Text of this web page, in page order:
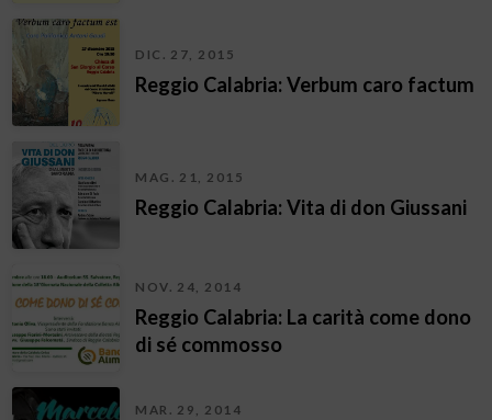
DIC. 27, 2015
Reggio Calabria: Verbum caro factum
MAG. 21, 2015
Reggio Calabria: Vita di don Giussani
NOV. 24, 2014
Reggio Calabria: La carità come dono
di sé commosso
MAR. 29, 2014